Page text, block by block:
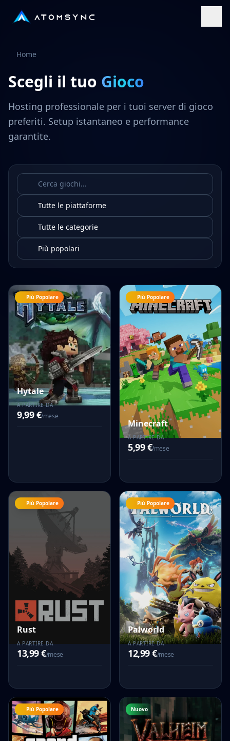
Home
Scegli il tuo Gioco
Hosting professionale per i tuoi server di gioco
preferiti. Setup istantaneo e performance
garantite.
Più Popolare
Hytale
A PARTIRE DA
9,99 €/mese
Più Popolare
Minecraft
A PARTIRE DA
5,99 €/mese
Più Popolare
Rust
A PARTIRE DA
13,99 €/mese
Più Popolare
Palworld
A PARTIRE DA
12,99 €/mese
Più Popolare Nuovo